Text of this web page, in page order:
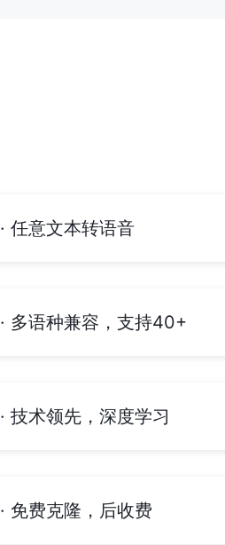
· 任意文本转语音
· 多语种兼容，支持40+
· 技术领先，深度学习
· 免费克隆，后收费